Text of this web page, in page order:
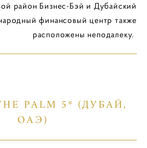
район Бизнес-Бэй и Дубайский
финансовый центр также
расположены неподалеку.
PALM 5* (ДУБАЙ,
ОАЭ)